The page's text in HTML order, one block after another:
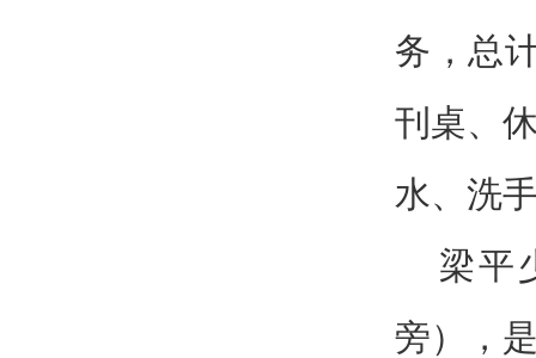
务，总
刊桌、
水、洗
梁平
旁），